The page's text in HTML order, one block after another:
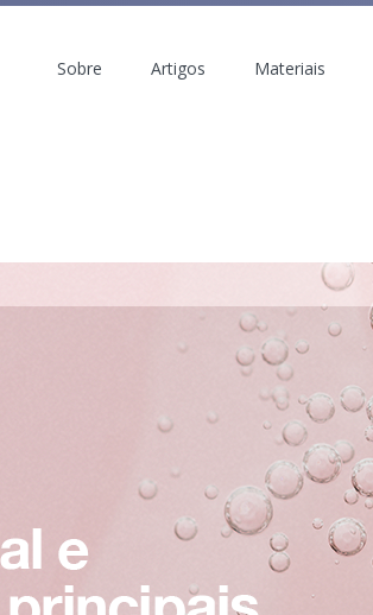
Sobre Artigos Materiais